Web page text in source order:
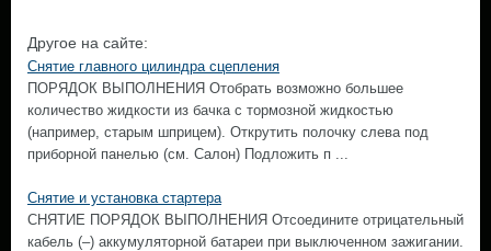
Другое на сайте:
Снятие главного цилиндра сцепления
ПОРЯДОК ВЫПОЛНЕНИЯ Отобрать возможно большее
количество жидкости из бачка с тормозной жидкостью
(например, старым шприцем). Открутить полочку слева под
приборной панелью (см. Салон) Подложить п ...
Снятие и установка стартера
СНЯТИЕ ПОРЯДОК ВЫПОЛНЕНИЯ Отсоедините отрицательный
кабель (–) аккумуляторной батареи при выключенном зажигании.